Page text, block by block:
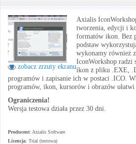
zobacz zrzuty ekranu
Axialis
tworzenia, edycji i
formatów ikon. Bez
podstaw
wykonamy również
IconWorkshop radzi
ikon z pliku .EXE,
programów i zapisanie ich w postaci .ICO.
programów, ikon, kursorów i obrazów ułatwi
Ograniczenia!
Wersja testowa działa przez 30 dni.
Producent: Axialis Software
Licencja: Trial (testowa)